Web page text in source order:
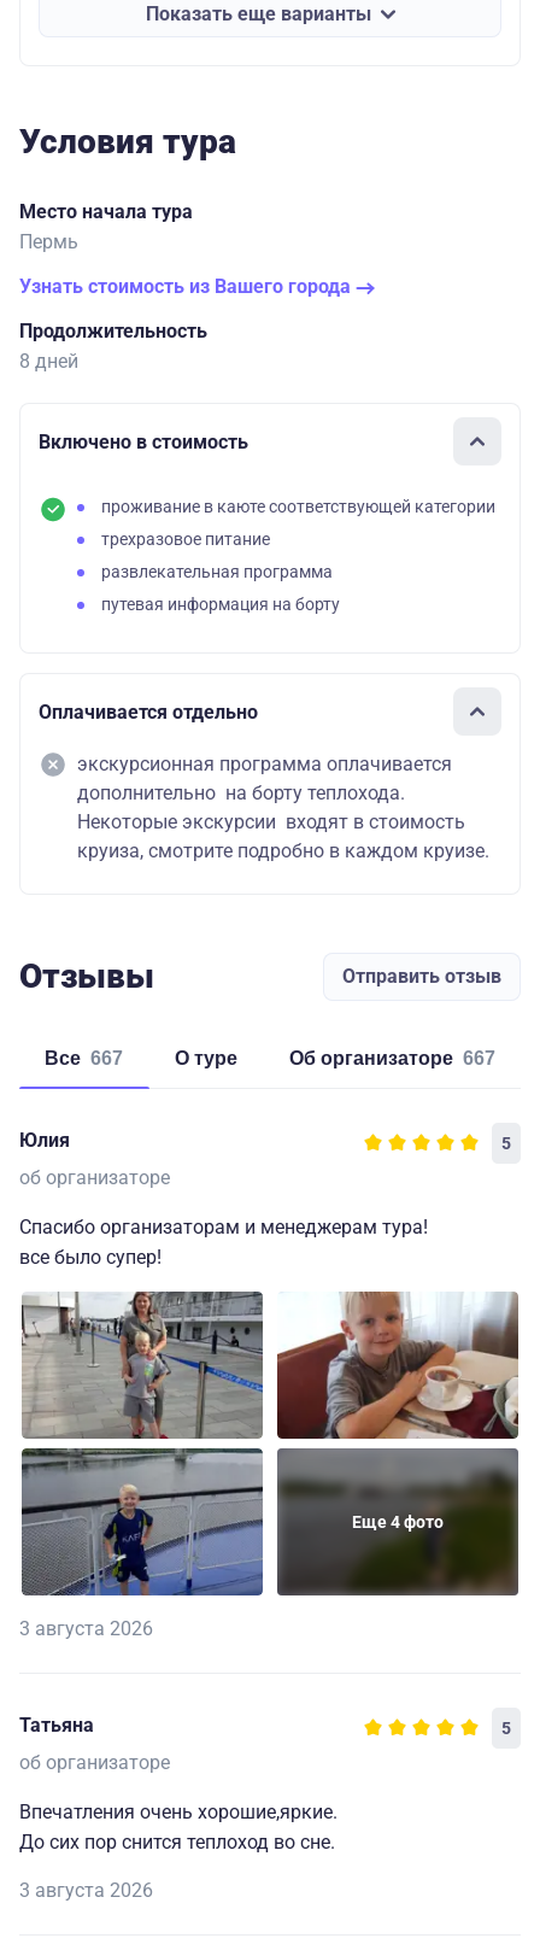
Показать еще варианты
Условия тура
Место начала тура
Пермь
Узнать стоимость из Вашего города
Продолжительность
8 дней
Включено в стоимость
проживание в каюте соответствующей категории
трехразовое питание
развлекательная программа
путевая информация на борту
Оплачивается отдельно
экскурсионная программа оплачивается
дополнительно на борту теплохода.
Некоторые экскурсии входят в стоимость
круиза, смотрите подробно в каждом круизе.
Отзывы Отправить отзыв
Все 667 о туре об организаторе 667
Юлия 5
об организаторе
Спасибо организаторам и менеджерам тура!
все было супер!
Еще 4 фото
3 августа 2026
Татьяна 5
об организаторе
Впечатления очень хорошие,яркие.
До сих пор снится теплоход во сне.
3 августа 2026